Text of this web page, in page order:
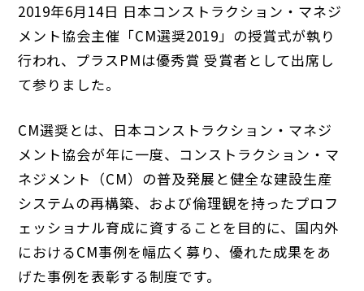
2019年6月14日 日本コンストラクション・マネジ
メント協会主催「CM選奨2019」の授賞式が執り
行われ、プラスPMは優秀賞 受賞者として出席し
て参りました。
CM選奨とは、日本コンストラクション・マネジ
メント協会が年に一度、コンストラクション・マ
ネジメント（CM）の普及発展と健全な建設生産
システムの再構築、および倫理観を持ったプロフ
ェッショナル育成に資することを目的に、国内外
におけるCM事例を幅広く募り、優れた成果をあ
げた事例を表彰する制度です。